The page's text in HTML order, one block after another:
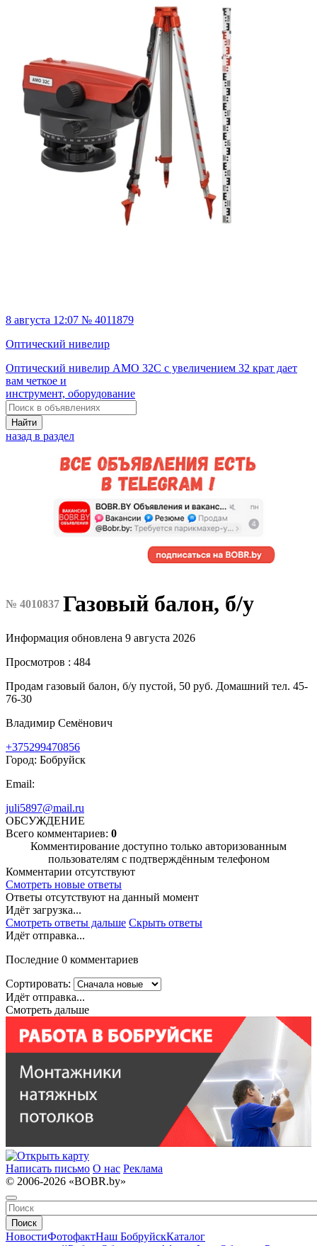
8 августа 12:07 № 4011879
Оптический нивелир
Оптический нивелир AMO 32C с увеличением 32 крат дает
вам четкое и
инструмент, оборудование
Найти
назад в раздел
№ 4010837 Газовый балон, б/у
Информация обновлена 9 августа 2026
Просмотров : 484
Продам газовый балон, б/у пустой, 50 руб. Домашний тел. 45-
76-30
Владимир Семёнович
+375299470856
Город: Бобруйск
Email:
juli5897@mail.ru
ОБСУЖДЕНИЕ
Всего комментариев: 0
Комментирование доступно только авторизованным
пользователям с подтверждённым телефоном
Комментарии отсутствуют
Смотреть новые ответы
Ответы отсутствуют на данный момент
Идёт загрузка...
Смотреть ответы дальше Скрыть ответы
Идёт отправка...
Последние 0 комментариев
Сортировать:
Идёт отправка...
Смотреть дальше
Написать письмо О нас Реклама
© 2006-2026 «BOBR.by»
Поиск
НовостиФотофактНаш БобруйскКаталог